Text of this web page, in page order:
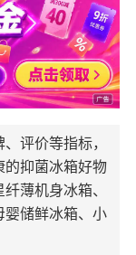
评价等指标，
的抑菌冰箱好物
薄机身冰箱、
婴储鲜冰箱、小